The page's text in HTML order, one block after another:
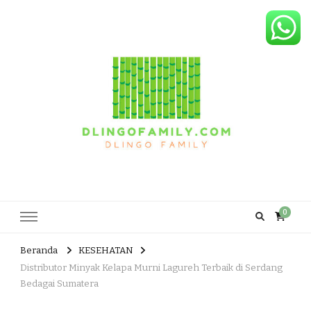
0
Beranda
KESEHATAN
Distributor Minyak Kelapa Murni Lagureh Terbaik di Serdang
Bedagai Sumatera